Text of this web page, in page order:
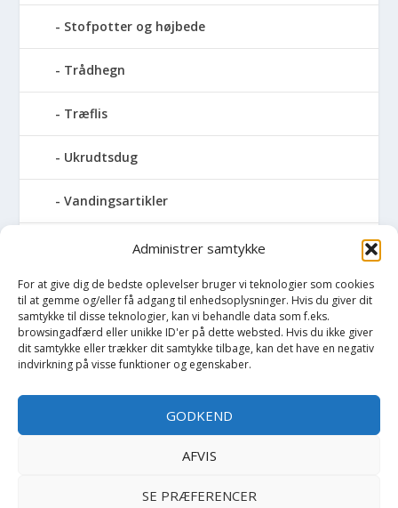
Administrer samtykke
For at give dig de bedste oplevelser bruger vi teknologier som cookies
til at gemme og/eller få adgang til enhedsoplysninger. Hvis du giver dit
samtykke til disse teknologier, kan vi behandle data som f.eks.
browsingadfærd eller unikke ID'er på dette websted. Hvis du ikke giver
dit samtykke eller trækker dit samtykke tilbage, kan det have en negativ
indvirkning på visse funktioner og egenskaber.
GODKEND
AFVIS
SE PRÆFERENCER
Stofpotter og højbede
Trådhegn
Træflis
Ukrudtsdug
Vandingsartikler
Vandslanger
Vildthegn
vækstdug
Maling